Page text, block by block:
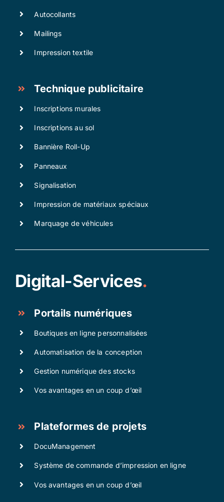
Autocollants
Mailings
Impression textile
Technique publicitaire
Inscriptions murales
Inscriptions au sol
Bannière Roll-Up
Panneaux
Signalisation
Impression de matériaux spéciaux
Marquage de véhicules
Digital-Services.
Portails numériques
Boutiques en ligne personnalisées
Automatisation de la conception
Gestion numérique des stocks
Vos avantages en un coup d’œil
Plateformes de projets
DocuManagement
Système de commande d’impression en ligne
Vos avantages en un coup d’œil